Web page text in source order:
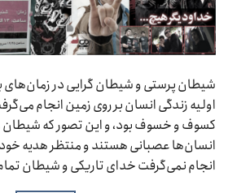
شیطان پرستی و شیطان گرایی در زمان‌های
اولیه زندگی انسان بر روی زمین انجام
کسوف و خسوف بود، و این تصور که شیطان
انسان‌ها عصبانی هستند و منتظر هدیه خود
انجام نمی‌گرفت خدای تاریکی و شیطان